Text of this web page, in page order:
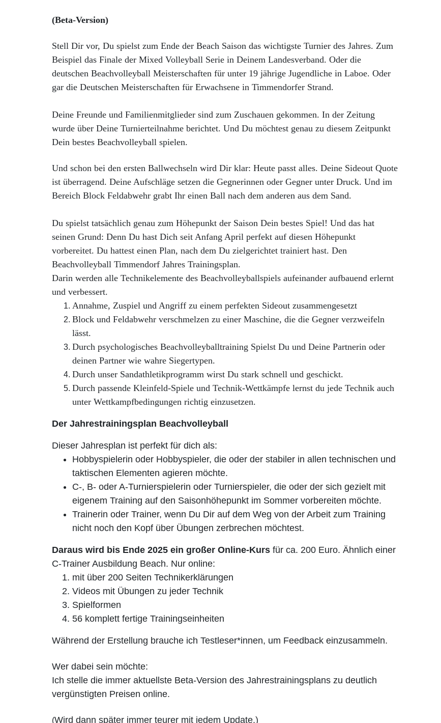
(Beta-Version)
Stell Dir vor, Du spielst zum Ende der Beach Saison das wichtigste Turnier des Jahres. Zum
Beispiel das Finale der Mixed Volleyball Serie in Deinem Landesverband. Oder die
deutschen Beachvolleyball Meisterschaften für unter 19 jährige Jugendliche in Laboe. Oder
gar die Deutschen Meisterschaften für Erwachsene in Timmendorfer Strand.
Deine Freunde und Familienmitglieder sind zum Zuschauen gekommen. In der Zeitung
wurde über Deine Turnierteilnahme berichtet. Und Du möchtest genau zu diesem Zeitpunkt
Dein bestes Beachvolleyball spielen.
Und schon bei den ersten Ballwechseln wird Dir klar: Heute passt alles. Deine Sideout Quote
ist überragend. Deine Aufschläge setzen die Gegnerinnen oder Gegner unter Druck. Und im
Bereich Block Feldabwehr grabt Ihr einen Ball nach dem anderen aus dem Sand.
Du spielst tatsächlich genau zum Höhepunkt der Saison Dein bestes Spiel! Und das hat
seinen Grund: Denn Du hast Dich seit Anfang April perfekt auf diesen Höhepunkt
vorbereitet. Du hattest einen Plan, nach dem Du zielgerichtet trainiert hast. Den
Beachvolleyball Timmendorf Jahres Trainingsplan.
Darin werden alle Technikelemente des Beachvolleyballspiels aufeinander aufbauend erlernt
und verbessert.
Annahme, Zuspiel und Angriff zu einem perfekten Sideout zusammengesetzt
Block und Feldabwehr verschmelzen zu einer Maschine, die die Gegner verzweifeln
lässt.
Durch psychologisches Beachvolleyballtraining Spielst Du und Deine Partnerin oder
deinen Partner wie wahre Siegertypen.
Durch unser Sandathletikprogramm wirst Du stark schnell und geschickt.
Durch passende Kleinfeld-Spiele und Technik-Wettkämpfe lernst du jede Technik auch
unter Wettkampfbedingungen richtig einzusetzen.
Der Jahrestrainingsplan Beachvolleyball
Dieser Jahresplan ist perfekt für dich als:
Hobbyspielerin oder Hobbyspieler, die oder der stabiler in allen technischen und
taktischen Elementen agieren möchte.
C-, B- oder A-Turnierspielerin oder Turnierspieler, die oder der sich gezielt mit
eigenem Training auf den Saisonhöhepunkt im Sommer vorbereiten möchte.
Trainerin oder Trainer, wenn Du Dir auf dem Weg von der Arbeit zum Training
nicht noch den Kopf über Übungen zerbrechen möchtest.
Daraus wird bis Ende 2025 ein großer Online-Kurs für ca. 200 Euro. Ähnlich einer
C-Trainer Ausbildung Beach. Nur online:
mit über 200 Seiten Technikerklärungen
Videos mit Übungen zu jeder Technik
Spielformen
56 komplett fertige Trainingseinheiten
Während der Erstellung brauche ich Testleser*innen, um Feedback einzusammeln.
Wer dabei sein möchte:
Ich stelle die immer aktuellste Beta-Version des Jahrestrainingsplans zu deutlich
vergünstigten Preisen online.
(Wird dann später immer teurer mit jedem Update.)